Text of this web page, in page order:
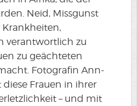
Neid, Missgunst
Krankheiten,
verantwortlich zu
zu geächteten
Fotografin Ann-
Frauen in ihrer
– und mit